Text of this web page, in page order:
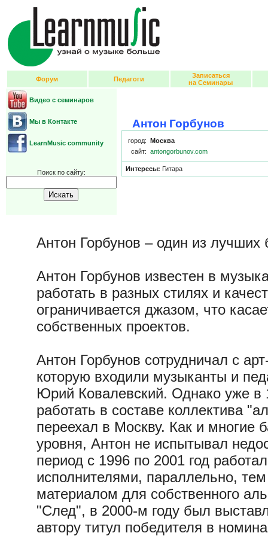
Форум Педагоги
Записаться
на Семинары
Видео с семинаров
Мы в Контакте
LearnMusic community
Поиск по сайту:
Антон Горбунов
город: Москва
сайт: antongorbunov.com
Интересы: Гитара
Антон Горбунов – один из лучших
Антон Горбунов известен в
работать в разных стилях и
ограничивается джазом, что
собственных проектов.
Антон Горбунов сотрудничал с
которую входили музыканты и
Юрий Ковалевский. Однако уже в
работать в составе коллектива
переехал в Москву. Как и многие
уровня, Антон не испытывал
период с 1996 по 2001 год
исполнителями, параллельно,
материалом для собственного
"След", в 2000-м году был
автору титул победителя в